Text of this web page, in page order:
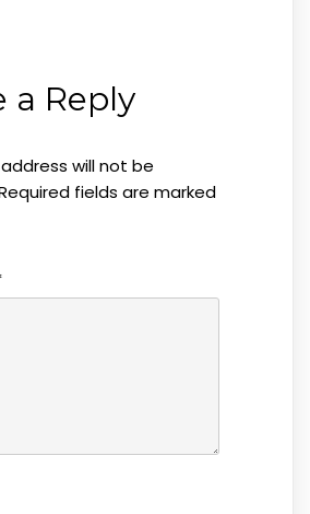
a Reply
will not be
fields are marked